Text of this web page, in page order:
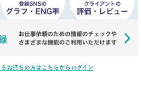
お持ちの方はこちらからログイン